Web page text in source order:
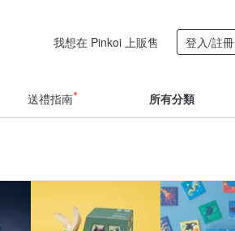
我想在 Pinkoi 上販售 登入/註冊
送禮指南 所有分類